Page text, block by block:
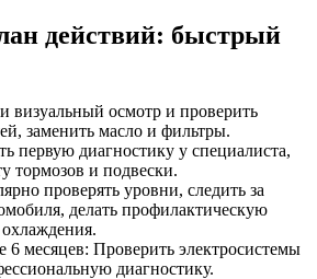
действий: быстрый
визуальный осмотр и проверить
заменить масло и фильтры.
первую диагностику у специалиста,
тормозов и подвески.
проверять уровни, следить за
делать профилактическую
месяцев: Проверить электросистемы
диагностику.